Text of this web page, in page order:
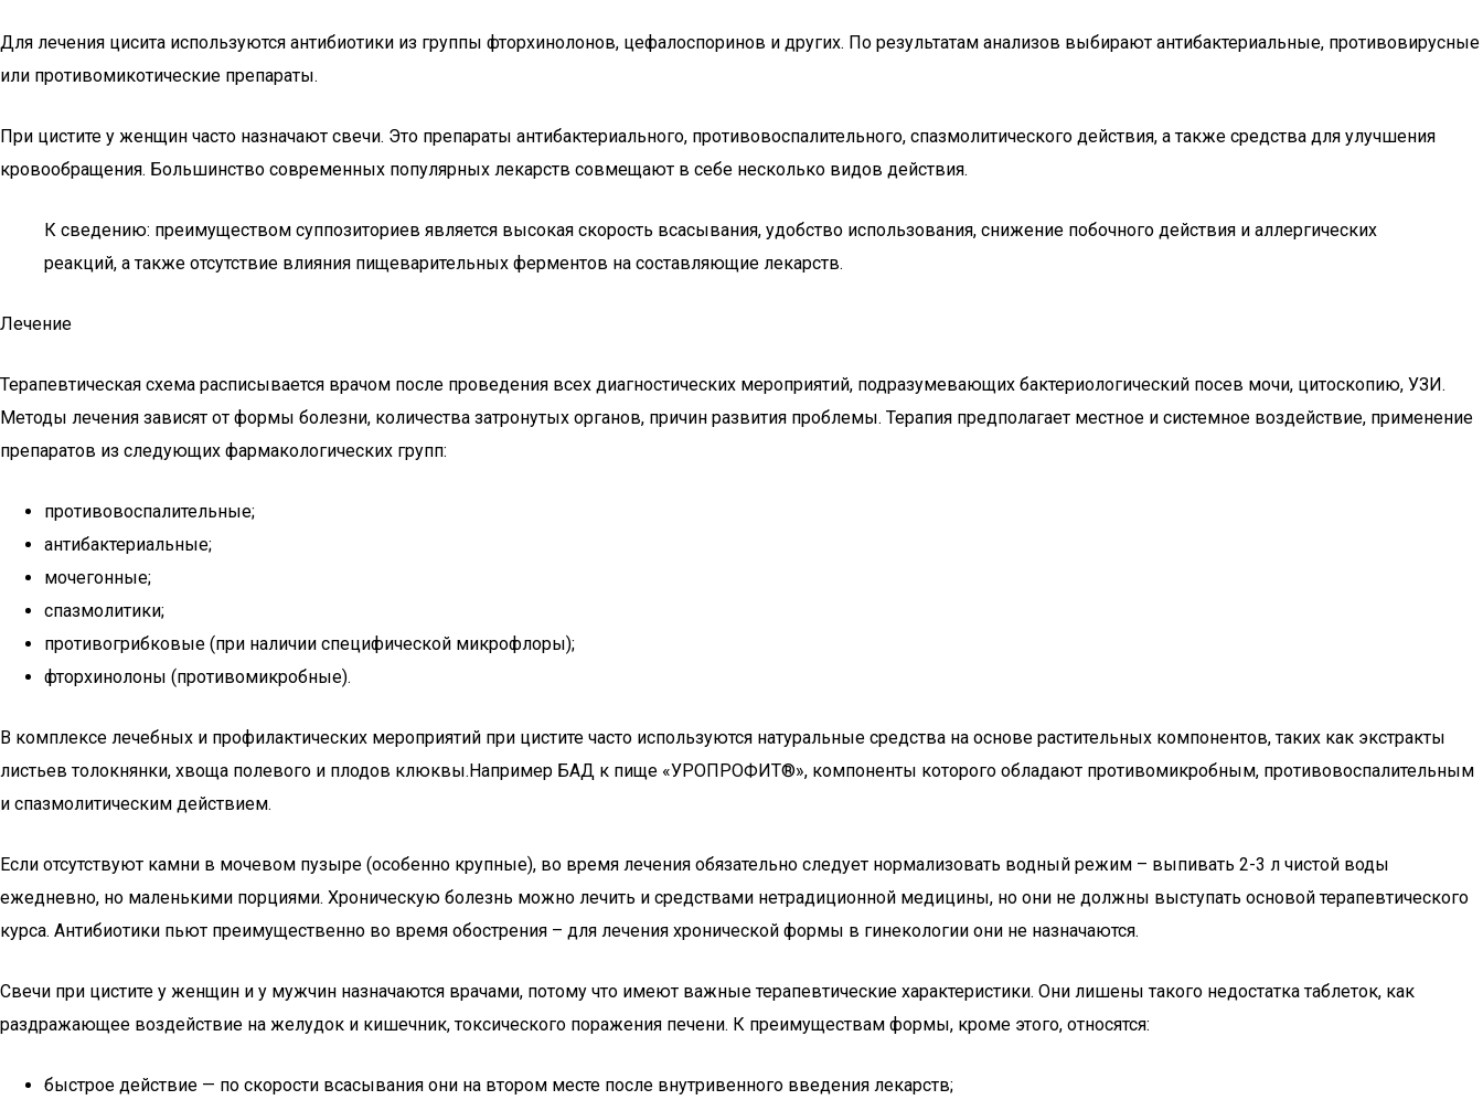
Для лечения цисита используются антибиотики из группы фторхинолонов, цефалоспоринов и других. По результатам анализов выбирают антибактериальные, противовирусные
или противомикотические препараты.
При цистите у женщин часто назначают свечи. Это препараты антибактериального, противовоспалительного, спазмолитического действия, а также средства для улучшения
кровообращения. Большинство современных популярных лекарств совмещают в себе несколько видов действия.
К сведению: преимуществом суппозиториев является высокая скорость всасывания, удобство использования, снижение побочного действия и аллергических
реакций, а также отсутствие влияния пищеварительных ферментов на составляющие лекарств.
Лечение
Терапевтическая схема расписывается врачом после проведения всех диагностических мероприятий, подразумевающих бактериологический посев мочи, цитоскопию, УЗИ.
Методы лечения зависят от формы болезни, количества затронутых органов, причин развития проблемы. Терапия предполагает местное и системное воздействие, применение
препаратов из следующих фармакологических групп:
противовоспалительные;
антибактериальные;
мочегонные;
спазмолитики;
противогрибковые (при наличии специфической микрофлоры);
фторхинолоны (противомикробные).
В комплексе лечебных и профилактических мероприятий при цистите часто используются натуральные средства на основе растительных компонентов, таких как экстракты
листьев толокнянки, хвоща полевого и плодов клюквы.Например БАД к пище «УРОПРОФИТ®», компоненты которого обладают противомикробным, противовоспалительным
и спазмолитическим действием.
Если отсутствуют камни в мочевом пузыре (особенно крупные), во время лечения обязательно следует нормализовать водный режим – выпивать 2-3 л чистой воды
ежедневно, но маленькими порциями. Хроническую болезнь можно лечить и средствами нетрадиционной медицины, но они не должны выступать основой терапевтического
курса. Антибиотики пьют преимущественно во время обострения – для лечения хронической формы в гинекологии они не назначаются.
Свечи при цистите у женщин и у мужчин назначаются врачами, потому что имеют важные терапевтические характеристики. Они лишены такого недостатка таблеток, как
раздражающее воздействие на желудок и кишечник, токсического поражения печени. К преимуществам формы, кроме этого, относятся:
быстрое действие — по скорости всасывания они на втором месте после внутривенного введения лекарств;